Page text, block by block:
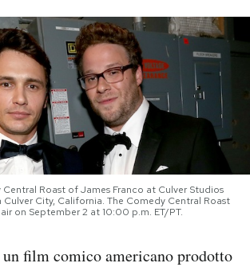
Mondiali calcio 2026
Roast of James Franco at Culver Studios
Culver City, California. The Comedy Central Roast
on September 2 at 10:00 p.m. ET/PT.
un film comico americano prodotto